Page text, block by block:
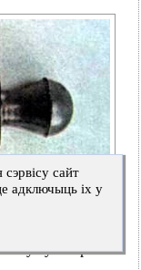
шчоткамі для
акумулятарнай
сайт
адключыць іх у